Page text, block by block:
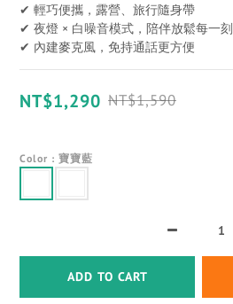
✔ 輕巧便攜，露營、旅行隨身帶
✔ 夜燈 × 白噪音模式，陪伴放鬆每一刻
✔ 內建麥克風，免持通話更方便
NT$1,290 NT$1,590
Color : 寶寶藍
ADD TO CART